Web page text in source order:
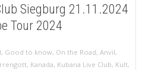
Siegburg 21.11.2024
Tour 2024
, Good to know, On the Road, Anvil,
, Kanada, Kubana Live Club, Kult,